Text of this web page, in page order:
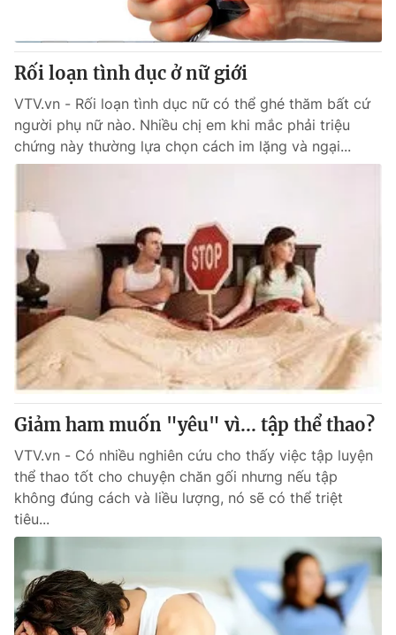
Tư vấn
Chuyên mục khác
Emagazine Podcast
Photo Infographic
Video
VTV Money VTV Thể thao
VTV Sức khoẻ Bất động sản
Thị trường 24h Tấm lòng Việt
VTV4 Vươn mình bằng AI
VTV9 VTV8
Liên hệ tòa soạn
THỜI BÁO VTV
Rối loạn tình dục ở nữ giới
VTV.vn - Rối loạn tình dục nữ có thể ghé thăm bất cứ
người phụ nữ nào. Nhiều chị em khi mắc phải triệu
chứng này thường lựa chọn cách im lặng và ngại...
Giảm ham muốn "yêu" vì... tập thể thao?
VTV.vn - Có nhiều nghiên cứu cho thấy việc tập luyện
thể thao tốt cho chuyện chăn gối nhưng nếu tập
không đúng cách và liều lượng, nó sẽ có thể triệt
tiêu...